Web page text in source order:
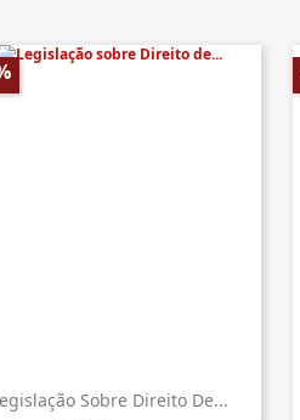
Sobre Direito De...